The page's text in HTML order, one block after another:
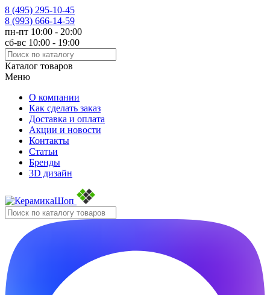
8 (495) 295-10-45
8 (993) 666-14-59
пн-пт 10:00 - 20:00
сб-вс 10:00 - 19:00
Каталог товаров
Меню
О компании
Как сделать заказ
Доставка и оплата
Акции и новости
Контакты
Статьи
Бренды
3D дизайн